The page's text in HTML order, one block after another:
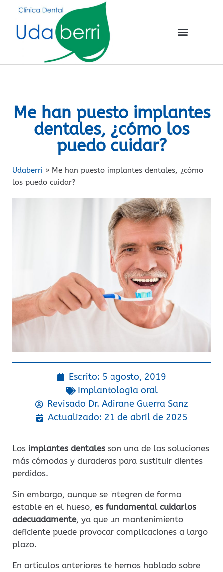
Me han puesto implantes
dentales, ¿cómo los
puedo cuidar?
Udaberri » Me han puesto implantes dentales, ¿cómo
los puedo cuidar?
Escrito: 5 agosto, 2019
Implantología oral
Revisado Dr. Adirane Guerra Sanz
Actualizado: 21 de abril de 2025
Los implantes dentales son una de las soluciones
más cómodas y duraderas para sustituir dientes
perdidos.
Sin embargo, aunque se integren de forma
estable en el hueso, es fundamental cuidarlos
adecuadamente, ya que un mantenimiento
deficiente puede provocar complicaciones a largo
plazo.
En artículos anteriores te hemos hablado sobre